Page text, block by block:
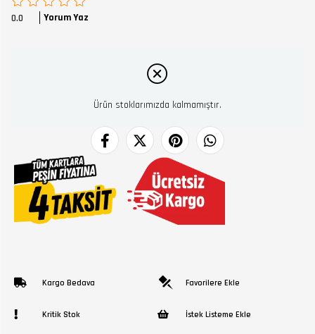
0.0 Yorum Yaz
Ürün stoklarımızda kalmamıştır.
Kargo Bedava Favorilere Ekle
Kritik Stok İstek Listeme Ekle